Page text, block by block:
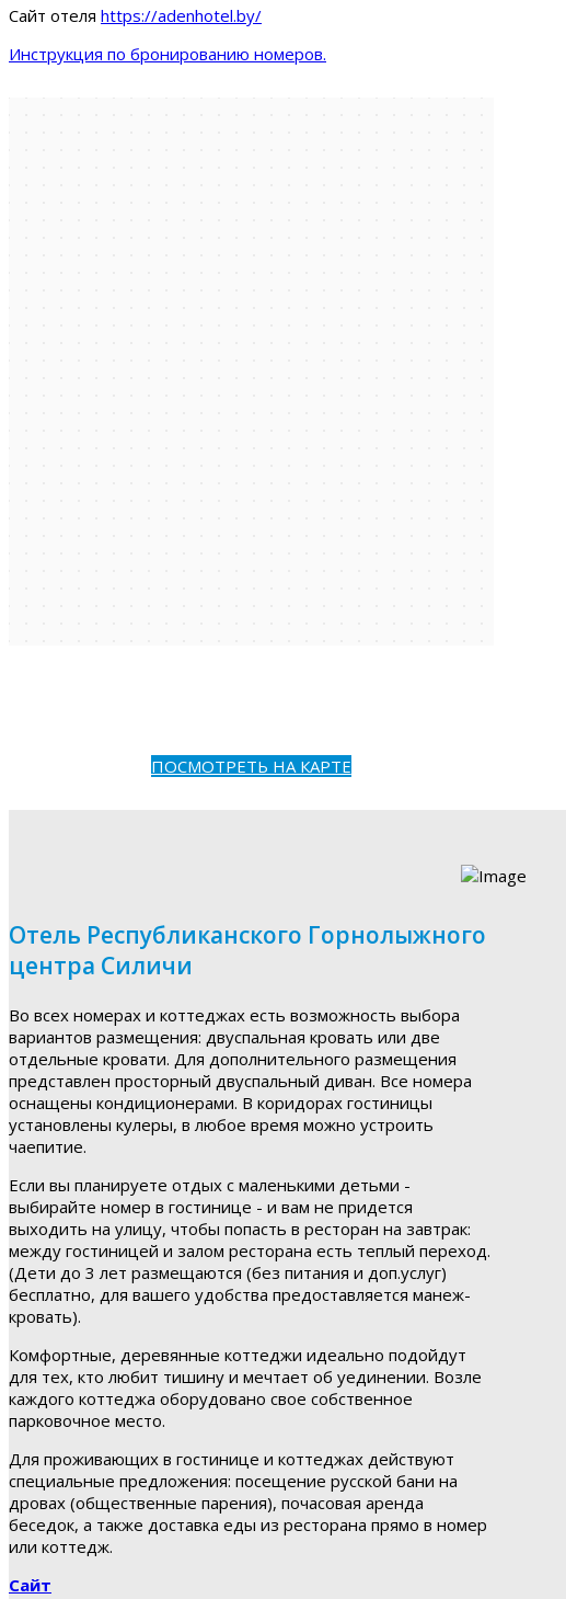
Сайт отеля https://adenhotel.by/
Инструкция по бронированию номеров.
ПОСМОТРЕТЬ НА КАРТЕ
Отель Республиканского Горнолыжного
центра Силичи
Во всех номерах и коттеджах есть возможность выбора
вариантов размещения: двуспальная кровать или две
отдельные кровати. Для дополнительного размещения
представлен просторный двуспальный диван. Все номера
оснащены кондиционерами. В коридорах гостиницы
установлены кулеры, в любое время можно устроить
чаепитие.
Если вы планируете отдых с маленькими детьми -
выбирайте номер в гостинице - и вам не придется
выходить на улицу, чтобы попасть в ресторан на завтрак:
между гостиницей и залом ресторана есть теплый переход.
(Дети до 3 лет размещаются (без питания и доп.услуг)
бесплатно, для вашего удобства предоставляется манеж-
кровать).
Комфортные, деревянные коттеджи идеально подойдут
для тех, кто любит тишину и мечтает об уединении. Возле
каждого коттеджа оборудовано свое собственное
парковочное место.
Для проживающих в гостинице и коттеджах действуют
специальные предложения: посещение русской бани на
дровах (общественные парения), почасовая аренда
беседок, а также доставка еды из ресторана прямо в номер
или коттедж.
Сайт